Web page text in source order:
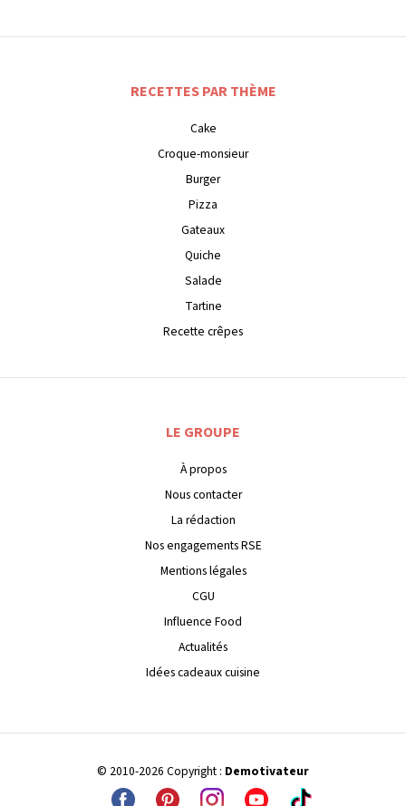
RECETTES PAR THÈME
Cake
Croque-monsieur
Burger
Pizza
Gateaux
Quiche
Salade
Tartine
Recette crêpes
LE GROUPE
À propos
Nous contacter
La rédaction
Nos engagements RSE
Mentions légales
CGU
Influence Food
Actualités
Idées cadeaux cuisine
© 2010-2026 Copyright : Demotivateur